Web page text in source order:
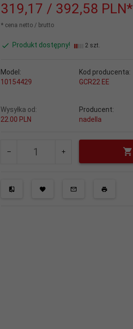
319,17 / 392,58 PLN*
* cena netto / brutto
Produkt dostępny! 2 szt.
Model:
10154429
Kod producenta:
GCR22 EE
Wysyłka od:
22.00 PLN
Producent:
nadella